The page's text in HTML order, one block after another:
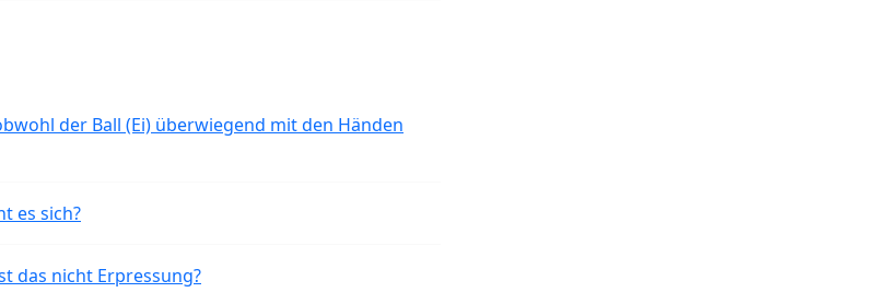
der Ball (Ei) überwiegend mit den Händen
es sich?
das nicht Erpressung?